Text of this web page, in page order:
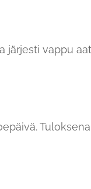
järjesti vappu